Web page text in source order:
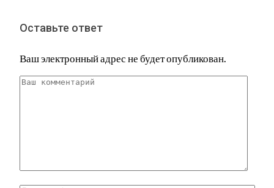
Оставьте ответ
Ваш электронный адрес не будет опубликован.